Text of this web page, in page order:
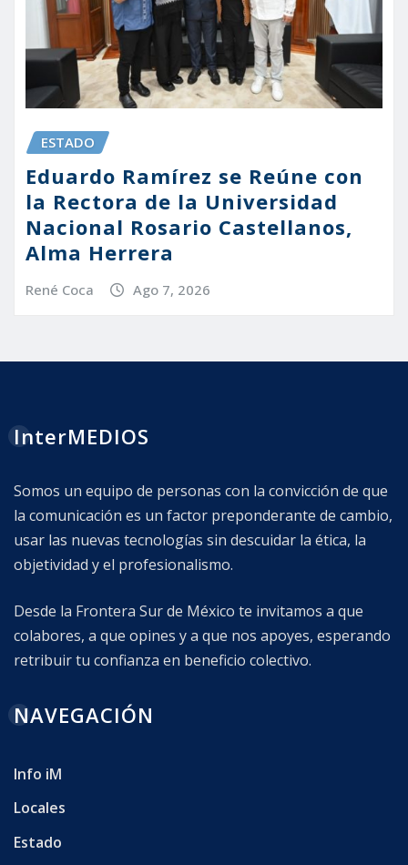
ESTADO
Eduardo Ramírez se Reúne con
la Rectora de la Universidad
Nacional Rosario Castellanos,
Alma Herrera
René Coca Ago 7, 2026
InterMEDIOS
Somos un equipo de personas con la convicción de que
la comunicación es un factor preponderante de cambio,
usar las nuevas tecnologías sin descuidar la ética, la
objetividad y el profesionalismo.
Desde la Frontera Sur de México te invitamos a que
colabores, a que opines y a que nos apoyes, esperando
retribuir tu confianza en beneficio colectivo.
NAVEGACIÓN
Info iM
Locales
Estado